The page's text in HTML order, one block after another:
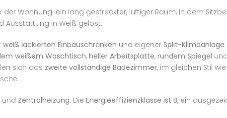
der Wohnung: ein lang gestreckter, luftiger Raum, in dem
Ausstattung in Weiß gelöst.
weiß lackierten Einbauschränken und eigener Split-Klimaanlage
weißem Waschtisch, heller Arbeitsplatte, rundem Spiegel und
sich das zweite vollständige Badezimmer, im gleichen Stil
und Zentralheizung. Die Energieeffizienzklasse ist B, ein